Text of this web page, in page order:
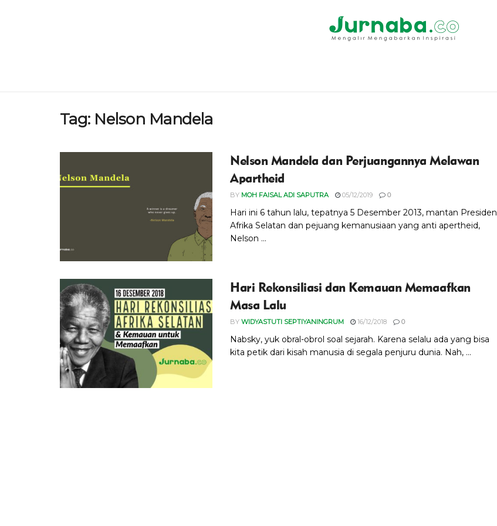
Tag: Nelson Mandela
Nelson Mandela dan Perjuangannya Melawan
Apartheid
BY MOH FAISAL ADI SAPUTRA 05/12/2019 0
Hari ini 6 tahun lalu, tepatnya 5 Desember 2013, mantan Presiden
Afrika Selatan dan pejuang kemanusiaan yang anti apertheid,
Nelson ...
Hari Rekonsiliasi dan Kemauan Memaafkan
Masa Lalu
BY WIDYASTUTI SEPTIYANINGRUM 16/12/2018 0
Nabsky, yuk obral-obrol soal sejarah. Karena selalu ada yang bisa
kita petik dari kisah manusia di segala penjuru dunia. Nah, ...